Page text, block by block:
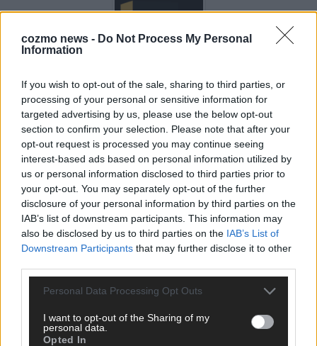
cozmo news - Do Not Process My Personal
Information
If you wish to opt-out of the sale, sharing to third parties, or
processing of your personal or sensitive information for
targeted advertising by us, please use the below opt-out
section to confirm your selection. Please note that after your
opt-out request is processed you may continue seeing
interest-based ads based on personal information utilized by
us or personal information disclosed to third parties prior to
your opt-out. You may separately opt-out of the further
disclosure of your personal information by third parties on the
IAB’s list of downstream participants. This information may
also be disclosed by us to third parties on the IAB’s List of
Downstream Participants that may further disclose it to other
Personal Data Processing Opt Outs
I want to opt-out of the Sharing of my
personal data.
Opted In
Über Redaktion | FLASH UP 22529 Artikel
Hier schreiben, posten und kuratieren unsere Redakteur alles,
was euch wirklich interessiert! Wir sind das Team hinter den
News, Storys und Videos, die ihr auf FLASH UP seht. Ob
brandheiße Nachrichten, coole Tipps, spannende Hintergründe
oder crazy Trends – wir checken alles für euch, filtern das
Wichtigste raus und bringen’s auf den Punkt.
TOP STORIES
EXTRA